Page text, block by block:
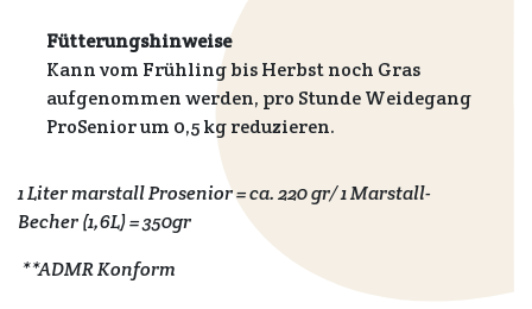
Fütterungshinweise
Kann vom Frühling bis Herbst noch Gras
aufgenommen werden, pro Stunde Weidegang
ProSenior um 0,5 kg reduzieren.
1 Liter marstall Prosenior = ca. 220 gr/ 1 Marstall-
Becher (1,6L) = 350gr
**ADMR Konform